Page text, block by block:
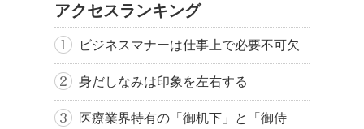
アクセスランキング
ビジネスマナーは仕事上で必要不可欠
身だしなみは印象を左右する
医療業界特有の「御机下」と「御侍